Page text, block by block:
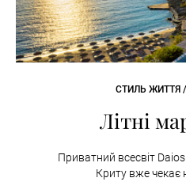
СТИЛЬ ЖИТТЯ
Літні
Приватний всесвіт
Криту вже чекає